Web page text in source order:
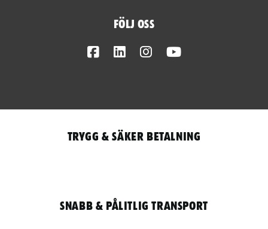
Följ oss
FacebookLinkedInInstagram
Trygg & säker betalning
Snabb & pålitlig transport